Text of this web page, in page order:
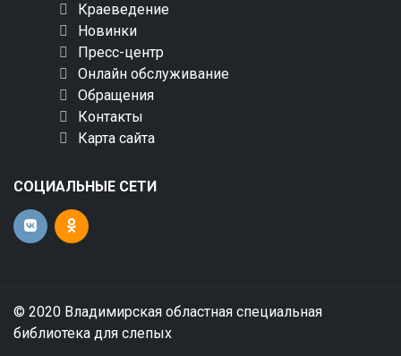
Краеведение
Новинки
Пресс-центр
Онлайн обслуживание
Обращения
Контакты
Карта сайта
СОЦИАЛЬНЫЕ СЕТИ
© 2020 Владимирская областная специальная
библиотека для слепых